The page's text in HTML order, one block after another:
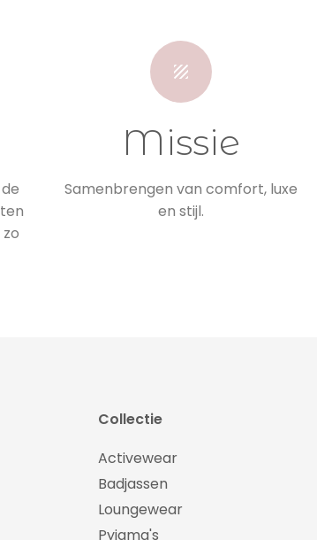
Missie
Samenbrengen van comfort, luxe
en stijl.
Collectie
Activewear
Badjassen
Loungewear
Pyjama's